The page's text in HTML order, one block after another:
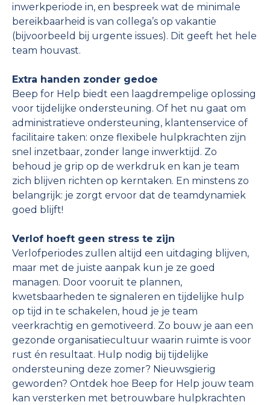
inwerkperiode in, en bespreek wat de minimale
bereikbaarheid is van collega’s op vakantie
(bijvoorbeeld bij urgente issues). Dit geeft het hele
team houvast.
Extra handen zonder gedoe
Beep for Help biedt een laagdrempelige oplossing
voor tijdelijke ondersteuning. Of het nu gaat om
administratieve ondersteuning, klantenservice of
facilitaire taken: onze flexibele hulpkrachten zijn
snel inzetbaar, zonder lange inwerktijd. Zo
behoud je grip op de werkdruk en kan je team
zich blijven richten op kerntaken. En minstens zo
belangrijk: je zorgt ervoor dat de teamdynamiek
goed blijft!
Verlof hoeft geen stress te zijn
Verlofperiodes zullen altijd een uitdaging blijven,
maar met de juiste aanpak kun je ze goed
managen. Door vooruit te plannen,
kwetsbaarheden te signaleren en tijdelijke hulp
op tijd in te schakelen, houd je je team
veerkrachtig en gemotiveerd. Zo bouw je aan een
gezonde organisatiecultuur waarin ruimte is voor
rust én resultaat. Hulp nodig bij tijdelijke
ondersteuning deze zomer? Nieuwsgierig
geworden? Ontdek hoe Beep for Help jouw team
kan versterken met betrouwbare hulpkrachten